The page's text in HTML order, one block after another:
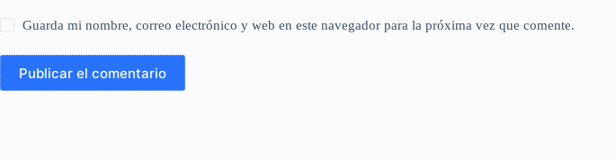
Guarda mi nombre, correo electrónico y web en este navegador para la próxima vez que comente.
Publicar el comentario